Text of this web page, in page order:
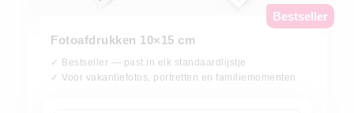
Bestseller
Fotoafdrukken 10×15 cm
✓ Bestseller — past in elk standaardlijstje
✓ Voor vakantiefotos, portretten en familiemomenten